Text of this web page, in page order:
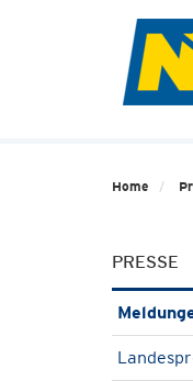
Home
PRESSE